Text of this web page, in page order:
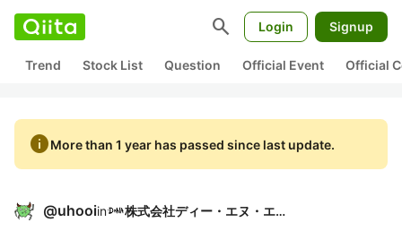
search Login Signup
Trend Stock List Question Official Event Official
infoMore than 1 year has passed since last update.
@uhooiin 株式会社ディー・エヌ・エー